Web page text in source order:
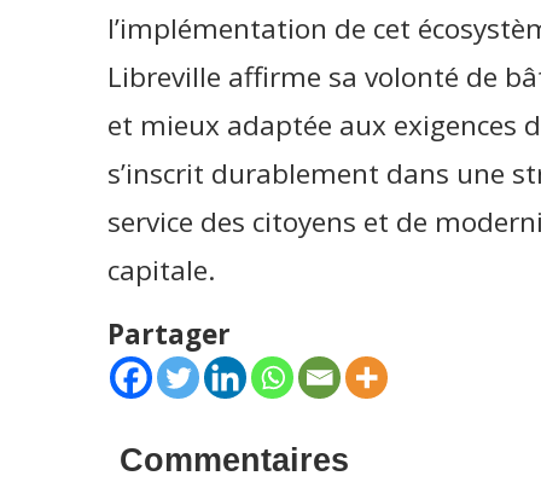
l’implémentation de cet
Libreville affirme sa volonté de
et mieux adaptée aux exigences
s’inscrit durablement dans une
service des citoyens et de
capitale.
Partager
Commentaires